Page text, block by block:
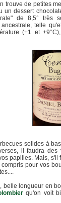
trouve de petites
un dessert
de 8,5° très
telle
(+1 et
solides à
il faudra
papilles. Mais,
pour vos
belle longueur en
qu'on voit